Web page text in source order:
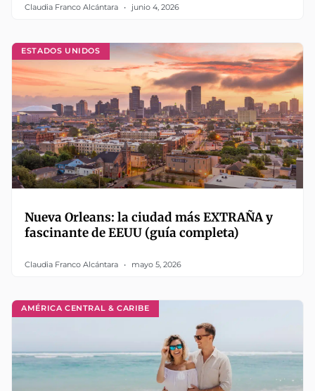
Claudia Franco Alcántara junio 4, 2026
ESTADOS UNIDOS
Nueva Orleans: la ciudad más EXTRAÑA y
fascinante de EEUU (guía completa)
Claudia Franco Alcántara mayo 5, 2026
AMÉRICA CENTRAL & CARIBE